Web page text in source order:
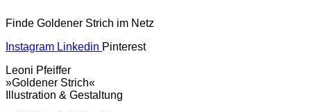
Finde Goldener Strich im Netz
Instagram Linkedin Pinterest
Leoni Pfeiffer
»Goldener Strich«
Illustration & Gestaltung